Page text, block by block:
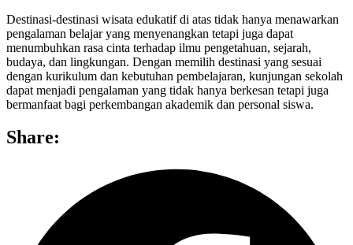
Destinasi-destinasi wisata edukatif di atas tidak hanya menawarkan
pengalaman belajar yang menyenangkan tetapi juga dapat
menumbuhkan rasa cinta terhadap ilmu pengetahuan, sejarah,
budaya, dan lingkungan. Dengan memilih destinasi yang sesuai
dengan kurikulum dan kebutuhan pembelajaran, kunjungan sekolah
dapat menjadi pengalaman yang tidak hanya berkesan tetapi juga
bermanfaat bagi perkembangan akademik dan personal siswa.
Share: